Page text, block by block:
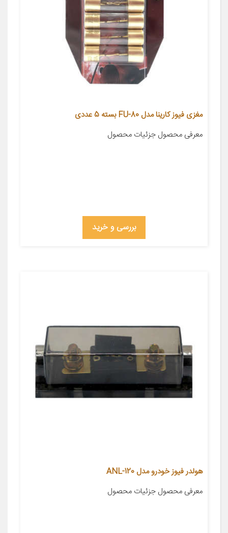
مغزی فیوز کارینا مدل FU-80 بسته 5 عددی
معرفی محصول جزئیات محصول
بررسی و خرید
هولدر فیوز خودرو مدل ANL-120
معرفی محصول جزئیات محصول